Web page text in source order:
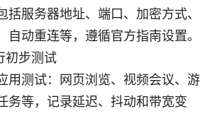
括服务器地址、端口、加密方式、
自动重连等，遵循官方指南设置。
初步测试
用测试：网页浏览、视频会议、游
务等，记录延迟、抖动和带宽变